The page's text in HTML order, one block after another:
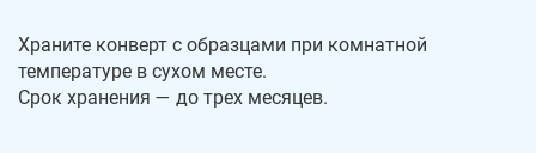
Храните конверт с образцами при комнатной
температуре в сухом месте.
Срок хранения — до трех месяцев.